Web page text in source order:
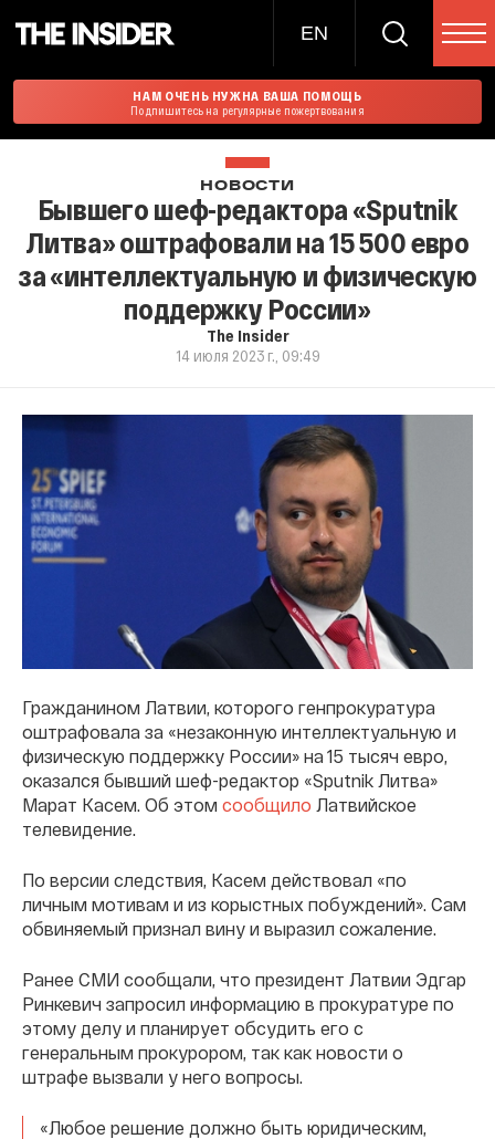
EN
НАМ ОЧЕНЬ НУЖНА ВАША ПОМОЩЬ
Подпишитесь на регулярные пожертвования
НОВОСТИ
Бывшего шеф-редактора «Sputnik
Литва» оштрафовали на 15 500 евро
за «интеллектуальную и физическую
поддержку России»
The Insider
14 июля 2023 г., 09:49
Гражданином Латвии, которого генпрокуратура
оштрафовала за «незаконную интеллектуальную и
физическую поддержку России» на 15 тысяч евро,
оказался бывший шеф-редактор «Sputnik Литва»
Марат Касем. Об этом сообщило Латвийское
телевидение.
По версии следствия, Касем действовал «по
личным мотивам и из корыстных побуждений». Сам
обвиняемый признал вину и выразил сожаление.
Ранее СМИ сообщали, что президент Латвии Эдгар
Ринкевич запросил информацию в прокуратуре по
этому делу и планирует обсудить его с
генеральным прокурором, так как новости о
штрафе вызвали у него вопросы.
«Любое решение должно быть юридическим,